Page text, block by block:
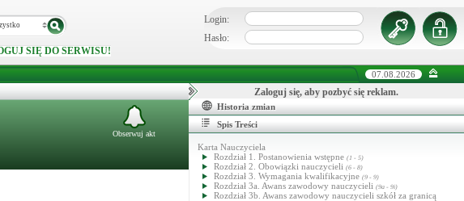
SIĘ DO SERWISU!
Login:
Hasło:
07.08.2026
Obserwuj akt
Zaloguj się, aby pozbyć się reklam.
Historia zmian
Spis Treści
Karta Nauczyciela
Rozdział 1. Postanowienia wstępne (1 - 5)
Rozdział 2. Obowiązki nauczycieli (6 - 8)
Rozdział 3. Wymagania kwalifikacyjne (9 - 9)
Rozdział 3a. Awans zawodowy nauczycieli (9a - 9i)
Rozdział 3b. Awans zawodowy nauczycieli szkół za granicą